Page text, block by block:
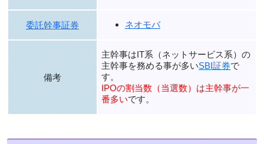
委託幹事証券 ネオモバ
備考
主幹事はIT系（ネットサービス系）の
主幹事を務める事が多いSBI証券で
す。
IPOの割当数（当選数）は主幹事が一
番多いです。